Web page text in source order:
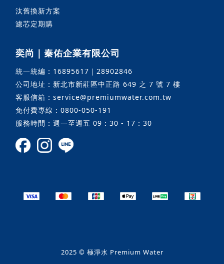
汰舊換新方案
濾芯定期購
奕尚｜秦佑企業有限公司
統一統編：16895617｜28902846
公司地址：新北市新莊區中正路 649 之 7 號 7 樓
客服信箱：service@premiumwater.com.tw
免付費專線：0800-050-191
服務時間：週一至週五 09：30 - 17：30
2025 © 極淨水 Premium Water